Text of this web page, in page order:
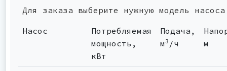
Для заказа выберите нужную модель насоса
Насос
Потребляемая
мощность,
кВт
Подача,
м3 /ч
м